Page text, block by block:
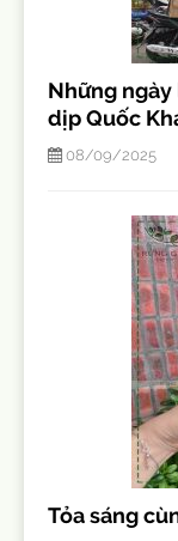
Những
dịp Quốc
08/09/2025
Tỏa sáng